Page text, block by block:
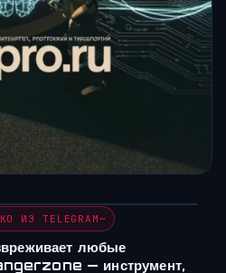
ИЗ TELEGRAM~
любые
— инструмент,